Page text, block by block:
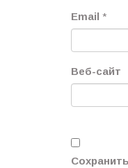
Email *
Веб-сайт